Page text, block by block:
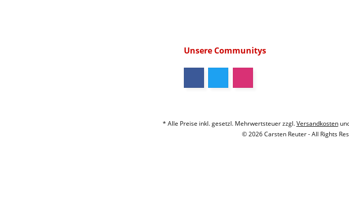
Unsere Communitys
* Alle Preise inkl. gesetzl. Mehrwertsteuer zzgl.Versandkosten
© 2026 Carsten Reuter - All Rights